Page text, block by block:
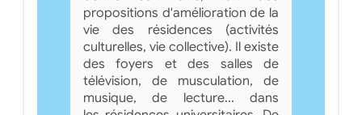
propositions d'amélioration de la
vie des résidences (activités
culturelles, vie collective). Il existe
des foyers et des salles de
télévision, de musculation, de
musique, de lecture... dans